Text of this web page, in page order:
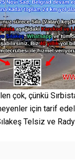
çok, çünkü
için tarif
Telsiz ve